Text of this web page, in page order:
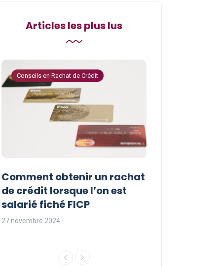
Articles les plus lus
Conseils en Rachat de Crédit
Comment obtenir un rachat
de crédit lorsque l’on est
salarié fiché FICP
27 novembre 2024